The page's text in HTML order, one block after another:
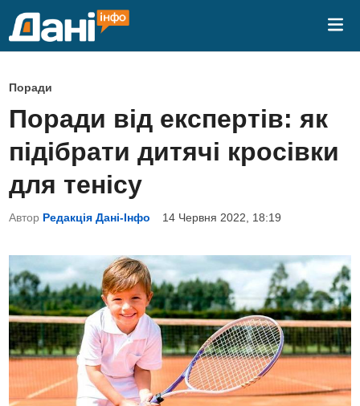
P
o
s
e
d
i
Поради
Поради від експертів: як
підібрати дитячі кросівки
для тенісу
Автор Редакція Дані-Інфо 14 Червня 2022, 18:19